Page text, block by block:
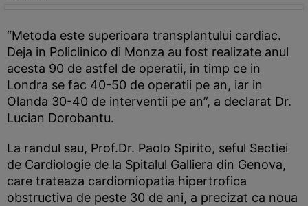
“Metoda este superioara transplantului cardiac.
Deja in Policlinico di Monza au fost realizate anul
acesta 90 de astfel de operatii, in timp ce in
Londra se fac 40-50 de operatii pe an, iar in
Olanda 30-40 de interventii pe an”, a declarat Dr.
Lucian Dorobantu.
La randul sau, Prof.Dr. Paolo Spirito, seful Sectiei
de Cardiologie de la Spitalul Galliera din Genova,
care trateaza cardiomiopatia hipertrofica
obstructiva de peste 30 de ani, a precizat ca noua